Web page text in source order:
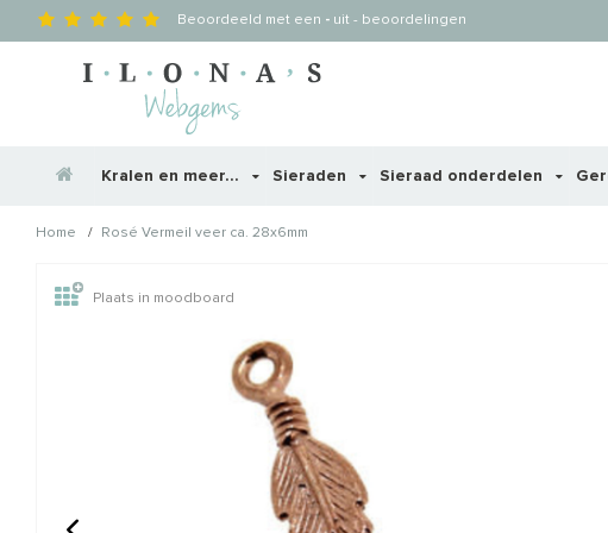
Beoordeeld met een - uit - beoordelingen
Kralen en meer... Sieraden Sieraad onderdelen
Home / Rosé Vermeil veer ca. 28x6mm
Wellicht zijn deze producten ook
Plaats in moodboard